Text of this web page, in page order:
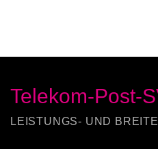
Telekom-Post-
LEISTUNGS- UND